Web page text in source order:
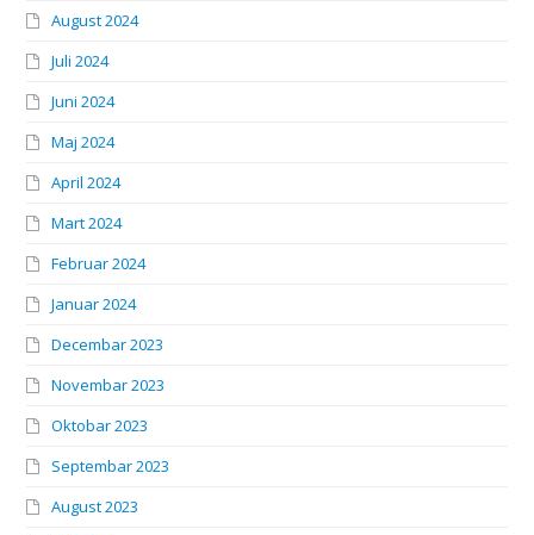
August 2024
Juli 2024
Juni 2024
Maj 2024
April 2024
Mart 2024
Februar 2024
Januar 2024
Decembar 2023
Novembar 2023
Oktobar 2023
Septembar 2023
August 2023